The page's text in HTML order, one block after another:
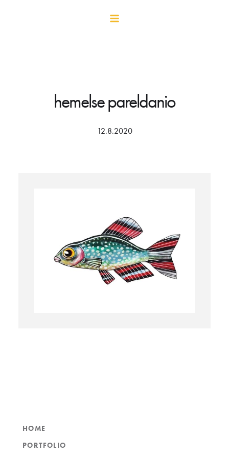
hemelse pareldanio
12.8.2020
HOME
PORTFOLIO